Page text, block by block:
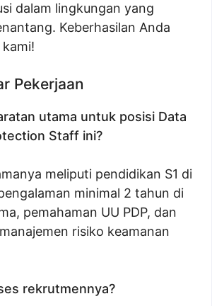
dalam lingkungan yang
Keberhasilan Anda
Pekerjaan
utama untuk posisi Data
Staff ini?
meliputi pendidikan S1 di
minimal 2 tahun di
pemahaman UU PDP, dan
risiko keamanan
rekrutmennya?